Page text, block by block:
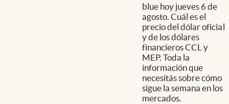
blue hoy jueves 6 de
agosto. Cuál es el
precio del dólar oficial
y de los dólares
financieros CCL y
MEP. Toda la
información que
necesitás sobre cómo
sigue la semana en los
mercados.